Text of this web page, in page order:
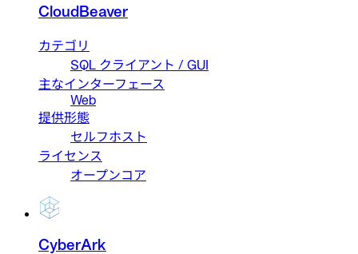
CloudBeaver
カテゴリ
SQL クライアント / GUI
主なインターフェース
Web
提供形態
セルフホスト
ライセンス
オープンコア
CyberArk